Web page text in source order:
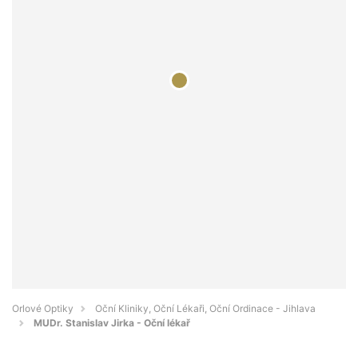
Orlové Optiky
Oční Kliniky, Oční Lékaři, Oční Ordinace - Jihlava
MUDr. Stanislav Jirka - Oční lékař